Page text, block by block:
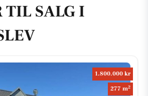
TIL SALG I
1.800.000 kr
277 m2